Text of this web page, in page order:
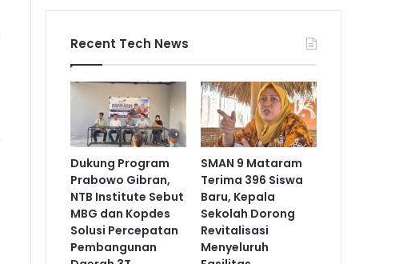
Recent Tech News
Dukung Program
Prabowo Gibran,
NTB Institute Sebut
MBG dan Kopdes
Solusi Percepatan
Pembangunan
SMAN 9 Mataram
Terima 396 Siswa
Baru, Kepala
Sekolah Dorong
Revitalisasi
Menyeluruh